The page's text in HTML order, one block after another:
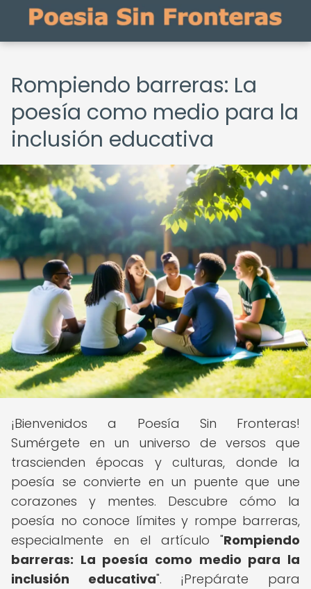
Rompiendo barreras: La
poesía como medio para la
inclusión educativa
¡Bienvenidos a Poesía Sin Fronteras!
Sumérgete en un universo de versos que
trascienden épocas y culturas, donde la
poesía se convierte en un puente que une
corazones y mentes. Descubre cómo la
poesía no conoce límites y rompe barreras,
especialmente en el artículo "Rompiendo
barreras: La poesía como medio para la
inclusión educativa". ¡Prepárate para